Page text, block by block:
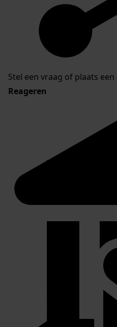
Stel een vraag of plaats
Reageren